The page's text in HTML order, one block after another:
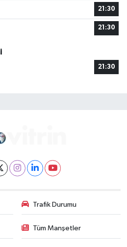
21:30
21:30
21:30
Trafik Durumu
Tüm Manşetler